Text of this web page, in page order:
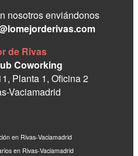
nosotros enviándonos
de Rivas
Coworking
Planta 1, Oficina 2
Vaciamadrid
en Rivas-Vaciamadrid
en Rivas-Vaciamadrid